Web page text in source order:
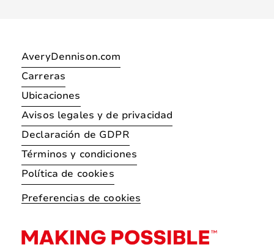
AveryDennison.com
Carreras
Ubicaciones
Avisos legales y de privacidad
Declaración de GDPR
Términos y condiciones
Política de cookies
Preferencias de cookies